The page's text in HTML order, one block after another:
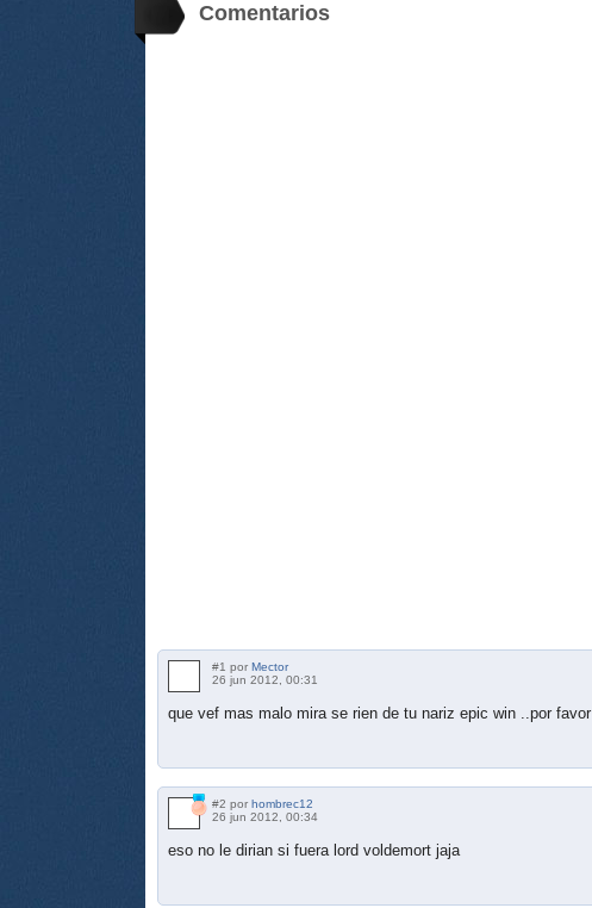
Comentarios
#1 por Mector
26 jun 2012, 00:31
que vef mas malo mira se rien de tu nariz epic win ..por favor
#2 por hombrec12
26 jun 2012, 00:34
eso no le dirian si fuera lord voldemort jaja